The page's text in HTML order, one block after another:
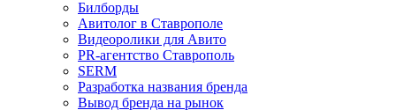
Билборды
Авитолог в Ставрополе
Видеоролики для Авито
PR-агентство Ставрополь
SERM
Разработка названия бренда
Вывод бренда на рынок